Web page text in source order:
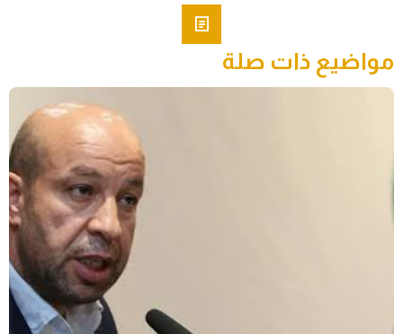
مواضيع ذات صلة